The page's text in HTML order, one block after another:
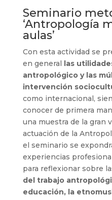
Seminario
‘Antropología
aulas’
Con esta actividad se
en general las
antropológico y las
intervención
como internacional,
conocer de primera
una muestra de la gran
actuación de la
el seminario se
experiencias
para reflexionar sobre
del trabajo
educación, la